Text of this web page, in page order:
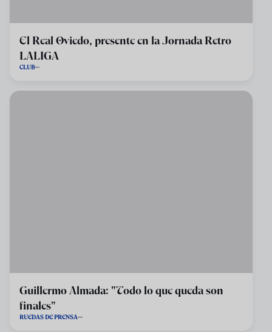
El Real Oviedo, presente en la Jornada Retro
LALIGA
CLUB
Guillermo Almada: "Todo lo que queda son
finales"
RUEDAS DE PRENSA